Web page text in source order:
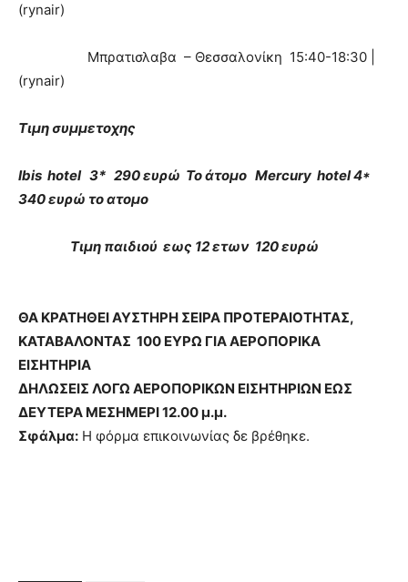
(rynair)
Μπρατισλαβα – Θεσσαλονίκη 15:40-18:30 |
(rynair)
Τιμη συμμετοχης
Ibis hotel 3* 290 ευρώ Το άτομο Mercury hotel 4*
340 ευρώ το ατομο
Τιμη παιδιού εως 12 ετων 120 ευρώ
ΘΑ ΚΡΑΤΗΘΕΙ ΑΥΣΤΗΡΗ ΣΕΙΡΑ ΠΡΟΤΕΡΑΙΟΤΗΤΑΣ,
ΚΑΤΑΒΑΛΟΝΤΑΣ 100 ΕΥΡΩ ΓΙΑ ΑΕΡΟΠΟΡΙΚΑ
ΕΙΣΗΤΗΡΙΑ
ΔΗΛΩΣΕΙΣ ΛΟΓΩ ΑΕΡΟΠΟΡΙΚΩΝ ΕΙΣΗΤΗΡΙΩΝ ΕΩΣ
ΔΕΥΤΕΡΑ ΜΕΣΗΜΕΡΙ 12.00 μ.μ.
Σφάλμα: Η φόρμα επικοινωνίας δε βρέθηκε.